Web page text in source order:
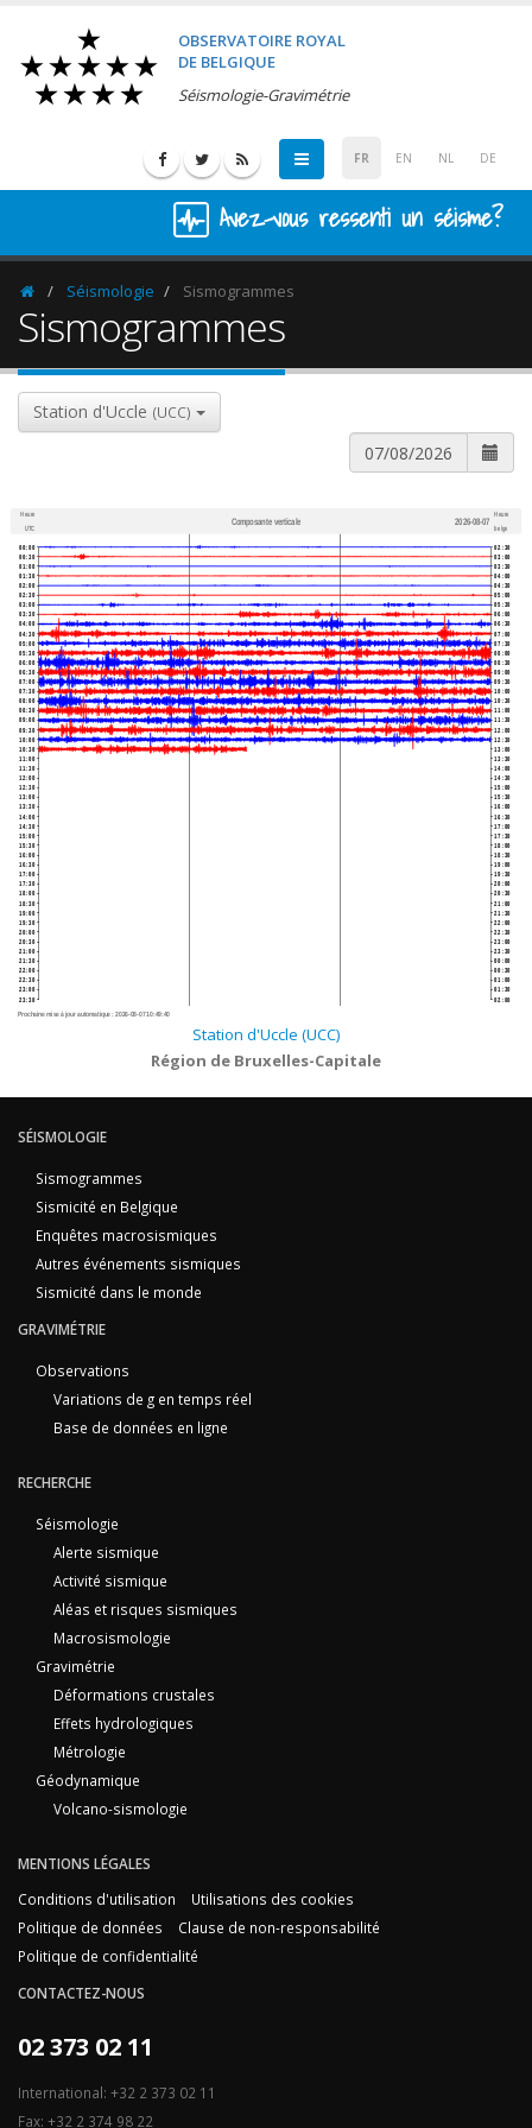
OBSERVATOIRE ROYAL
DE BELGIQUE
Séismologie-Gravimétrie
FR EN NL DE
Avez-vous ressenti un séisme?
HomepageSéismologie Sismogrammes
Sismogrammes
Station d'Uccle (UCC)
Heure
UTC
Composante verticale 2026-08-07
Heure
belge
00:00
00:30
01:00
01:30
02:00
02:30
03:00
03:30
04:00
04:30
05:00
05:30
06:00
06:30
07:00
07:30
08:00
08:30
09:00
09:30
10:00
10:30
11:00
11:30
12:00
12:30
13:00
13:30
14:00
14:30
15:00
15:30
16:00
16:30
17:00
17:30
18:00
18:30
19:00
19:30
20:00
20:30
21:00
21:30
22:00
22:30
23:00
23:30
02:30
03:00
03:30
04:00
04:30
05:00
05:30
06:00
06:30
07:00
07:30
08:00
08:30
09:00
09:30
10:00
10:30
11:00
11:30
12:00
12:30
13:00
13:30
14:00
14:30
15:00
15:30
16:00
16:30
17:00
17:30
18:00
18:30
19:00
19:30
20:00
20:30
21:00
21:30
22:00
22:30
23:00
23:30
00:00
00:30
01:00
01:30
02:00
Prochaine mise à jour automatique :2026-08-07 10:49:40
Station d'Uccle (UCC)
Région de Bruxelles-Capitale
SÉISMOLOGIE
Sismogrammes
Sismicité en Belgique
Enquêtes macrosismiques
Autres événements sismiques
Sismicité dans le monde
GRAVIMÉTRIE
Observations
Variations de g en temps réel
Base de données en ligne
RECHERCHE
Séismologie
Alerte sismique
Activité sismique
Aléas et risques sismiques
Macrosismologie
Gravimétrie
Déformations crustales
Effets hydrologiques
Métrologie
Géodynamique
Volcano-sismologie
MENTIONS LÉGALES
Conditions d'utilisation
Utilisations des cookies
Politique de données
Clause de non-responsabilité
Politique de confidentialité
CONTACTEZ-NOUS
02 373 02 11
International: +32 2 373 02 11
Fax: +32 2 374 98 22